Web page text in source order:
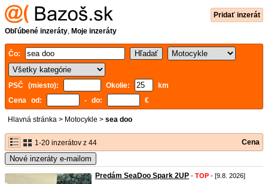
Pridať inzerát
Obľúbené inzeráty, Moje inzeráty
Čo:
PSČ (miesto): Okolie:
km
Cena od:
- do: €
Hlavná stránka > Motocykle > sea doo
1-20 inzerátov z 44 Cena
Nové inzeráty e-mailom
Predám SeaDoo Spark 2UP - TOP - [9.8. 2026]